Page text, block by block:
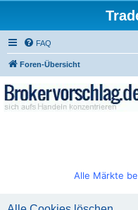
FAQ
Foren-Übersicht
Alle Märkte